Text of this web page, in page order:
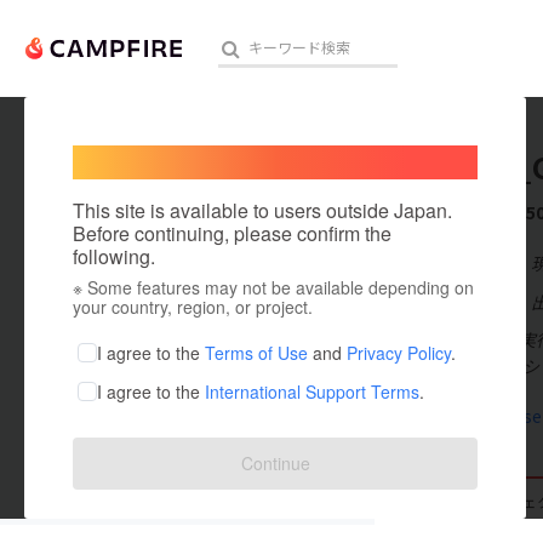
人気のプロジェクト 注目の
アート・写真
テクノロジー・ガジェット
映像・映画
ビジネス・起業
まちづくり・地域活性化
This site is available to users outside Japan.
Before continuing, please confirm the
following.
※ Some features may not be available depending on
your country, region, or project.
I agree to the Terms of Use and Privacy Policy.
I agree to the International Support Terms.
Continue
これまでに
出身国：日本
プロジェクト
フリマ」とEC
dada-
プロジ